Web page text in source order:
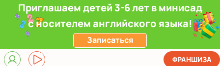
Приглашаем детей 3-6 лет в минисад
с носителем английского языка!
Записаться
ФРАНШИЗА